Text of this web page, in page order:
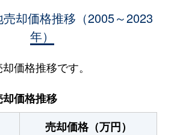
逗子
万円 逗子
万円 逗子
円 逗子 徒歩25分
却価格推移（2005～2023
年）
価格推移です。
価格推移
売却価格（万円）